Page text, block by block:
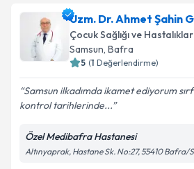
Uzm. Dr. Ahmet Şahin
Çocuk Sağlığı ve
Samsun, Bafra
5 (1 Değerlendirme)
Samsun ilkadımda ikamet ediyorum
kontrol tarihlerinde...
Özel Medibafra Hastanesi
Altınyaprak, Hastane Sk. No:27, 55410 Bafra/